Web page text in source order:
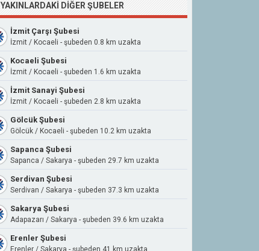
YAKINLARDAKI DIĞER ŞUBELER
İzmit Çarşı Şubesi
İzmit / Kocaeli - şubeden 0.8 km uzakta
Kocaeli Şubesi
İzmit / Kocaeli - şubeden 1.6 km uzakta
İzmit Sanayi Şubesi
İzmit / Kocaeli - şubeden 2.8 km uzakta
Gölcük Şubesi
Gölcük / Kocaeli - şubeden 10.2 km uzakta
Sapanca Şubesi
Sapanca / Sakarya - şubeden 29.7 km uzakta
Serdivan Şubesi
Serdivan / Sakarya - şubeden 37.3 km uzakta
Sakarya Şubesi
Adapazarı / Sakarya - şubeden 39.6 km uzakta
Erenler Şubesi
Erenler / Sakarya - şubeden 41 km uzakta